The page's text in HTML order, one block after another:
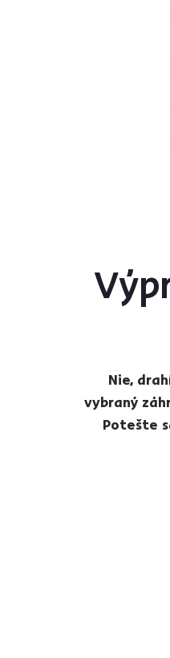
Nie,
vybraný
Potešte